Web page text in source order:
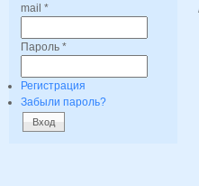
mail *
Пароль *
Регистрация
Забыли пароль?